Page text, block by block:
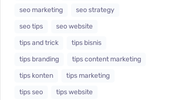
seo marketing
seo strategy
seo tips
seo website
tips and trick
tips bisnis
tips branding
tips content marketing
tips konten
tips marketing
tips seo
tips website